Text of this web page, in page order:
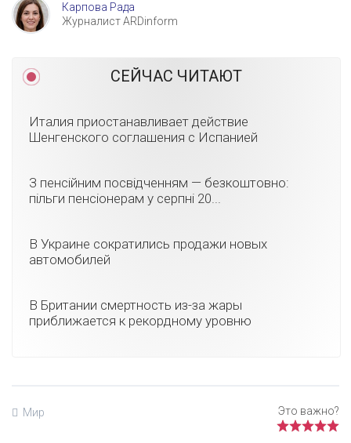
Карпова Рада
Журналист ARDinform
СЕЙЧАС ЧИТАЮТ
Италия приостанавливает действие
Шенгенского соглашения с Испанией
З пенсійним посвідченням — безкоштовно:
пільги пенсіонерам у серпні 20...
В Украине сократились продажи новых
автомобилей
В Британии смертность из-за жары
приближается к рекордному уровню
Мир